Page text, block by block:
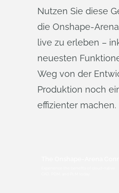
​Nutzen Sie diese
die Onshape-
live zu erleben –
neuesten
Weg von der
Produktion noch
effizienter machen.